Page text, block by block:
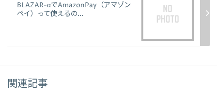
BLAZAR-αでAmazonPay（アマゾン
ペイ）って使えるの...
関連記事